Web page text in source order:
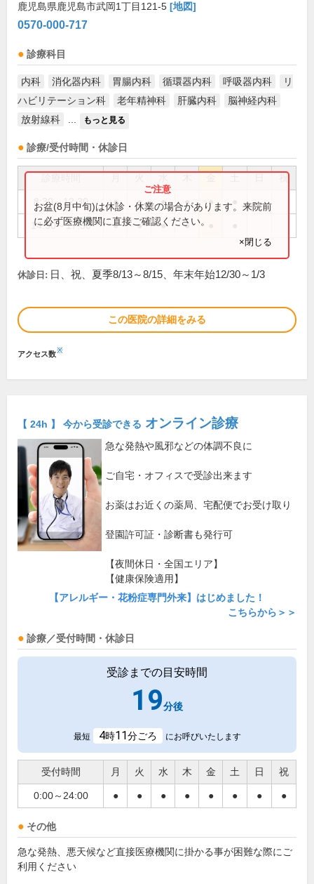
鹿児島県鹿児島市武岡1丁目121-5 [地図]
0570-000-717
診療科目
内科 消化器内科 胃腸内科 循環器内科 呼吸器内科
リ
ハビリテーション科
老年精神科 肝臓内科
脳神経内科
放射線科
もっと見る
診療/受付時間・休診日
祝
8:30～12:30 ● ● ● ● ●
14:30～17:30 ● ● ● ●
お盆(8月中旬)は休診・休業の場合があります。来院前
に必ず医療機関に直接ご確認ください。
×閉じる
休診日: 日、祝、夏季8/13～8/15、年末年始12/30～1/3
この医院の詳細をみる
アクセス数※
【 24h 】 今から受診できる オンライン診療
急な発熱や風邪などの体調不良に
ご自宅・オフィスで受診出来ます
お薬はお近くの薬局、宅配便でお受け取り
登園許可証・診断書も発行可
【夜間休日・全国エリア】
【健康保険適用】
【アレルギー・花粉症専門外来】はじめました！
こちらから＞＞
診療／受付時間・休診日
受診までの目安時間
19分後
最短 4時11分ごろ にお呼びいたします
受付時間 月 火 水 木 金 土 日 祝
0:00～24:00 ● ● ● ● ● ● ● ●
その他
急な発熱、悪天候など直接医療機関に掛かる事が困難な際にご
利用ください